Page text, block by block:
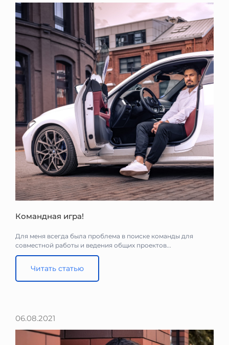
Командная игра!
Для меня всегда была проблема в поиске команды для
совместной работы и ведения общих проектов...
Читать статью
06.08.2021